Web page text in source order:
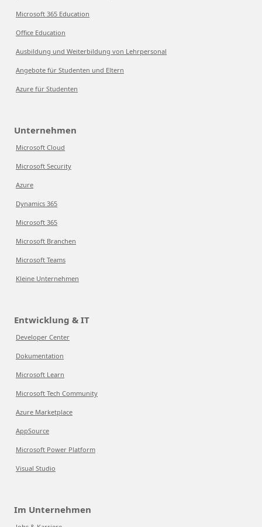
Microsoft 365 Education
Office Education
Ausbildung und Weiterbildung von Lehrpersonal
Angebote für Studenten und Eltern
Azure für Studenten
Unternehmen
Microsoft Cloud
Microsoft Security
Azure
Dynamics 365
Microsoft 365
Microsoft Branchen
Microsoft Teams
Kleine Unternehmen
Entwicklung & IT
Developer Center
Dokumentation
Microsoft Learn
Microsoft Tech Community
Azure Marketplace
AppSource
Microsoft Power Platform
Visual Studio
Im Unternehmen